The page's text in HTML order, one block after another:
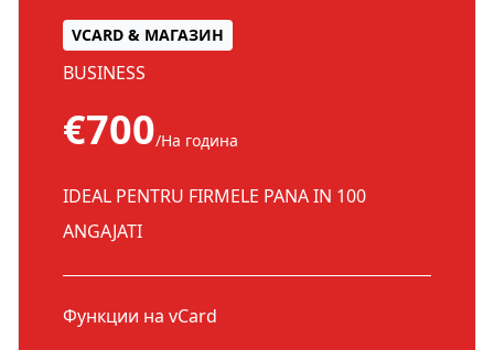
VCARD & МАГАЗИН
BUSINESS
€700/На година
IDEAL PENTRU FIRMELE PANA IN 100
ANGAJATI
Функции на vCard